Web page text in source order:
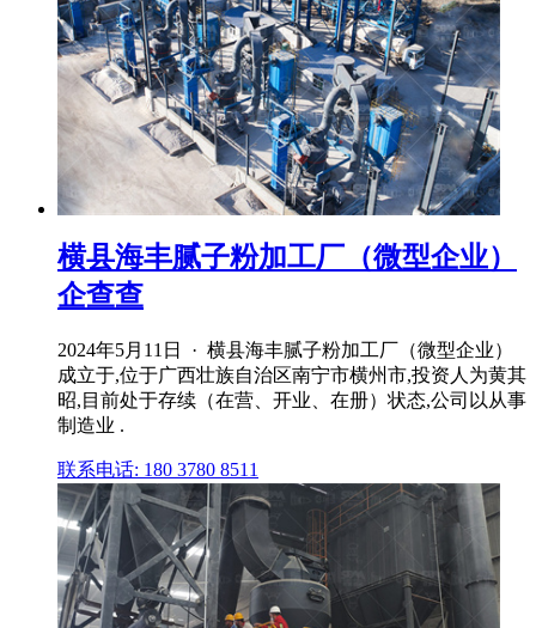
横县海丰腻子粉加工厂（微型企业）
企查查
2024年5月11日 · 横县海丰腻子粉加工厂（微型企业）
成立于,位于广西壮族自治区南宁市横州市,投资人为黄其
昭,目前处于存续（在营、开业、在册）状态,公司以从事
制造业 .
联系电话: 180 3780 8511